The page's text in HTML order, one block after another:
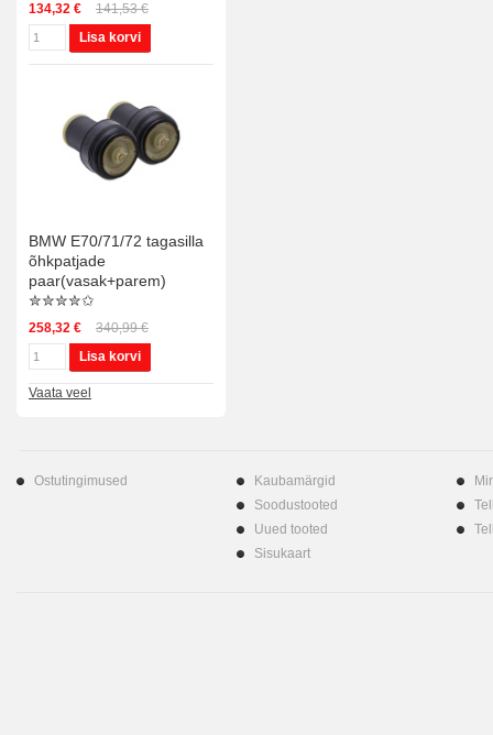
134,32 €
141,53 €
Lisa korvi
BMW E70/71/72 tagasilla
õhkpatjade
paar(vasak+parem)
✮✮✮✮✩
258,32 €
340,99 €
Lisa korvi
Vaata veel
Ostutingimused
Kaubamärgid
Soodustooted
Uued tooted
Sisukaart